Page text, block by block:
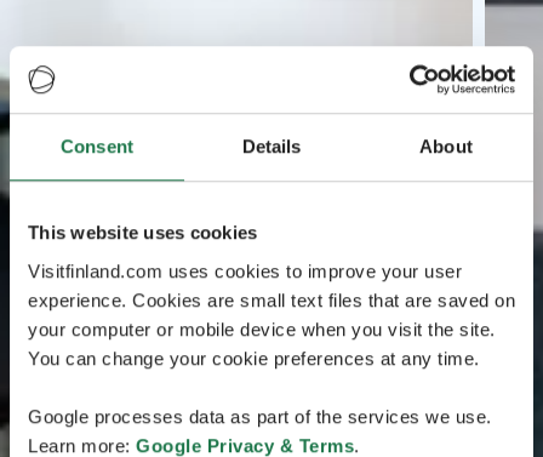
Consent Details About
This website uses cookies
Visitfinland.com uses cookies to improve your user
experience. Cookies are small text files that are saved on
your computer or mobile device when you visit the site.
You can change your cookie preferences at any time.
Google processes data as part of the services we use.
Learn more: Google Privacy & Terms.